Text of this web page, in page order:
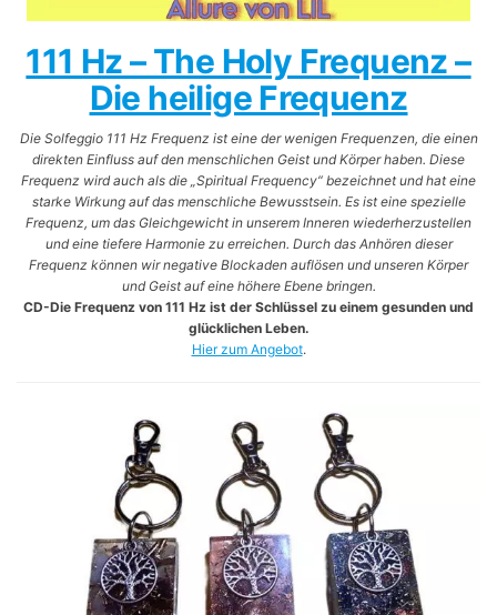
111 Hz – The Holy Frequenz –
Die heilige Frequenz
Die Solfeggio 111 Hz Frequenz ist eine der wenigen Frequenzen, die einen
direkten Einfluss auf den menschlichen Geist und Körper haben. Diese
Frequenz wird auch als die „Spiritual Frequency“ bezeichnet und hat eine
starke Wirkung auf das menschliche Bewusstsein. Es ist eine spezielle
Frequenz, um das Gleichgewicht in unserem Inneren wiederherzustellen
und eine tiefere Harmonie zu erreichen. Durch das Anhören dieser
Frequenz können wir negative Blockaden auflösen und unseren Körper
und Geist auf eine höhere Ebene bringen.
CD-Die Frequenz von 111 Hz ist der Schlüssel zu einem gesunden und
glücklichen Leben.
Hier zum Angebot.